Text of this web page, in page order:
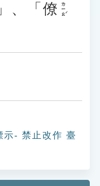
」、「 僚 ㄌㄧㄠˊ
示- 禁止改作 臺